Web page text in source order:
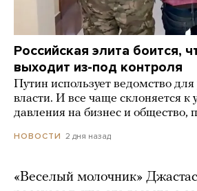
Российская элита боится,
выходит из-под контроля
Путин использует ведомство
власти. И все чаще склоняется к
давления на бизнес и общество,
НОВОСТИ 2 дня назад
«Веселый молочник»